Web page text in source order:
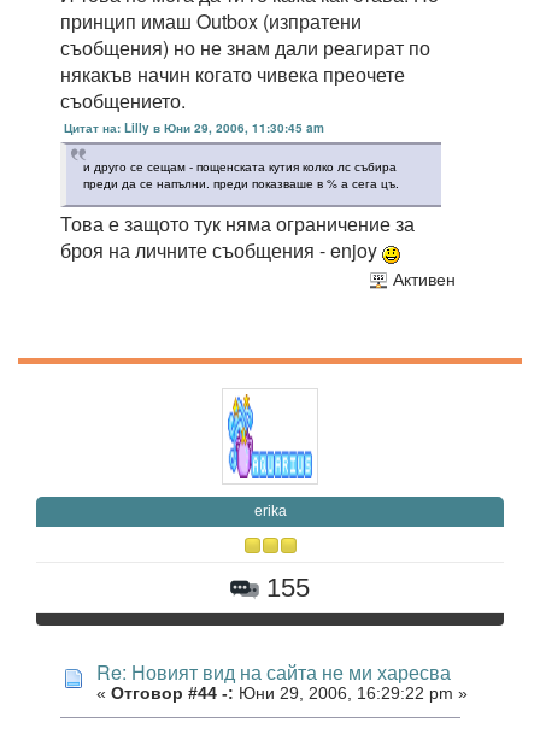
принцип имаш Outbox (изпратени
съобщения) но не знам дали реагират по
някакъв начин когато чивека преочете
съобщението.
Цитат на: Lilly в Юни 29, 2006, 11:30:45 am
и друго се сещам - пощенската кутия колко лс събира
преди да се напълни. преди показваше в % а сега цъ.
Това е защото тук няма ограничение за
броя на личните съобщения - enjoy
Активен
erika
155
Re: Новият вид на сайта не ми харесва
« Отговор #44 -: Юни 29, 2006, 16:29:22 pm »